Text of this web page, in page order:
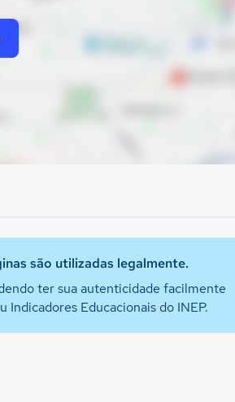
são utilizadas legalmente.
ter sua autenticidade facilmente
Educacionais do INEP.